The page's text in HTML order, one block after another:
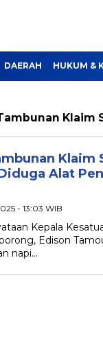
DAERAH HUKUM &
Klaim
Alat
- 13:03 WIB
Kepala
Edison
napi…